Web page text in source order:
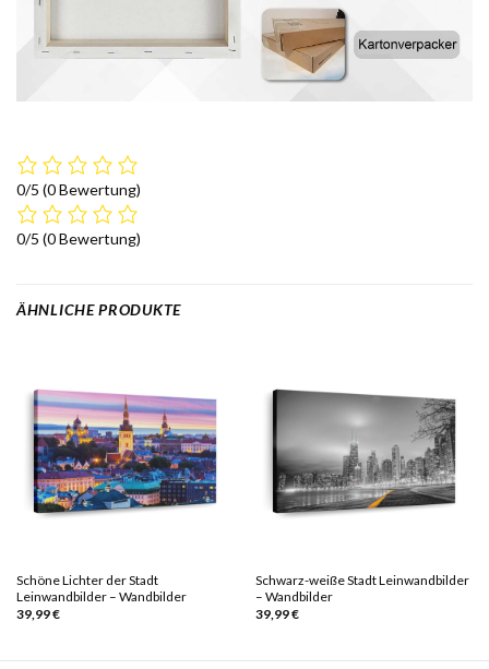
0/5 (0 Bewertung)
0/5 (0 Bewertung)
ÄHNLICHE PRODUKTE
Schöne Lichter der Stadt
Leinwandbilder – Wandbilder
39,99€
Schwarz-weiße Stadt Leinwandbilder
– Wandbilder
39,99€